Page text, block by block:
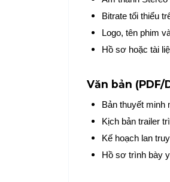
Bitrate tối thiểu
Logo, tên phim
Hồ sơ hoặc tài
Văn bản (PDF/
Bản thuyết minh
Kịch bản trailer
Kế hoạch lan
Hồ sơ trình bày